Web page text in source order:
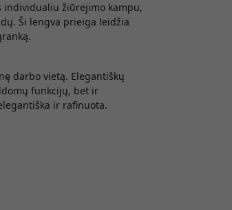
individualiu žiūrėjimo kampu,
Ši lengva prieiga leidžia
darbo vietą. Elegantiškų
funkcijų, bet ir
ir rafinuota.